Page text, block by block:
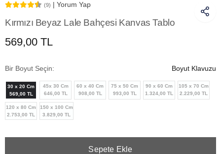
(9) | Yorum Yap
Kırmızı Beyaz Lale Bahçesi Kanvas Tablo
569,00 TL
Bir Boyut Seçin: Boyut Klavuzu
30 x 20 Cm
569,00 TL
45x 30 Cm
646,00 TL
60 x 40 Cm
908,00 TL
75 x 50 Cm
993,00 TL
90 x 60 Cm
1.324,00 TL
105 x 70 Cm
2.229,00 TL
120 x 80 Cm
2.753,00 TL
150 x 100 Cm
3.829,00 TL
Sepete Ekle